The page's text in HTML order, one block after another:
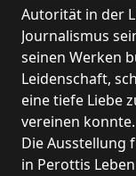
Liebe
Für Armando
Die Satire und
Menotti Bianchi,
Der Reim, der
In dieser Karikatur
Verschiedene
Diese farbige
Autorität in der
Journalismus
seinen Werken
Leidenschaft,
eine tiefe Liebe
vereinen konnte.
Die Ausstellung
in Perottis